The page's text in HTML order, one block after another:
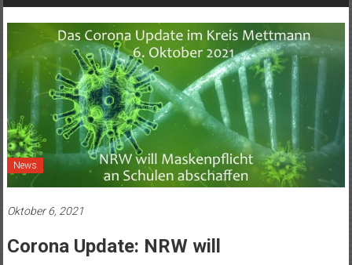
News
Oktober 6, 2021
Corona Update: NRW will